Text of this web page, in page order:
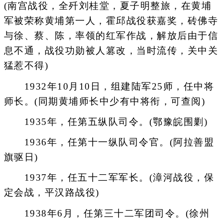
(南宫战役，全歼刘桂堂，夏子明整旅，在黄埔
军被荣称黄埔第一人，霍邱战役获嘉奖，砖佛寺
与徐、蔡、陈，率领的红军作战，解放后由于信
息不通，战役功勋被人篡改，当时流传，关中关
猛惹不得)
1932年10月10日，组建陆军25师，任中将
师长。(同期黄埔师长中少有中将衔，可查阅)
1935年，任第五纵队司令。(鄂豫皖围剿)
1936年，任第十一纵队司令官。(阿拉善盟
旗驱日)
1937年，任五十二军军长。(漳河战役，保
定会战，平汉路战役)
1938年6月，任第三十二军团司令。(徐州